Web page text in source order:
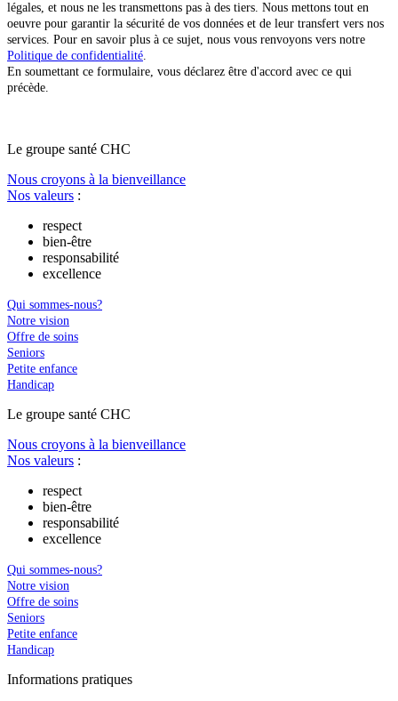
légales, et nous ne les transmettons pas à des tiers. Nous mettons tout en
oeuvre pour garantir la sécurité de vos données et de leur transfert vers nos
services. Pour en savoir plus à ce sujet, nous vous renvoyons vers notre
Politique de confidentialité.
En soumettant ce formulaire, vous déclarez être d'accord avec ce qui
précède.
Le groupe santé CHC
Nous croyons à la bienveillance
Nos valeurs :
respect
bien-être
responsabilité
excellence
Qui sommes-nous?
Notre vision
Offre de soins
Seniors
Petite enfance
Handicap
Le groupe santé CHC
Nous croyons à la bienveillance
Nos valeurs :
respect
bien-être
responsabilité
excellence
Qui sommes-nous?
Notre vision
Offre de soins
Seniors
Petite enfance
Handicap
Informations pratiques